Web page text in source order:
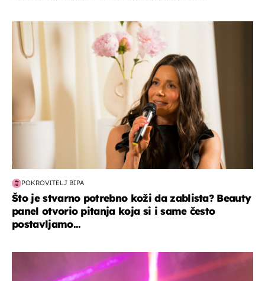
moda & ljepota
POKROVITELJ BIPA
Što je stvarno potrebno koži da zablista? Beauty
panel otvorio pitanja koja si i same često
postavljamo...